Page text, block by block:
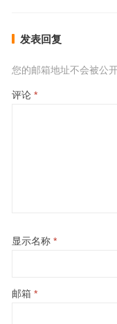
发表回复
您的邮箱地址不会被公开
评论 *
显示名称 *
邮箱 *